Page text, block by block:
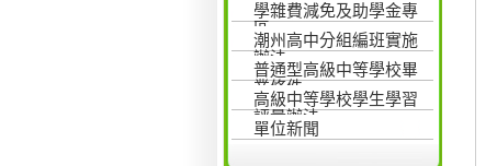
學雜費減免及助學金專
區
潮州高中分組編班實施
辦法
普通型高級中等學校畢
業條件
高級中等學校學生學習
評量辦法
單位新聞